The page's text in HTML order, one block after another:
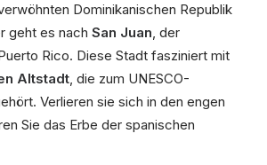
Dominikanischen Republik
geht es nach San Juan, der
Rico. Diese Stadt fasziniert mit
Altstadt, die zum UNESCO-
Verlieren sie sich in den engen
Sie das Erbe der spanischen